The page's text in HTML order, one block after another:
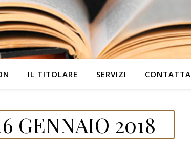
IL TITOLARE SERVIZI
GENNAIO 2018